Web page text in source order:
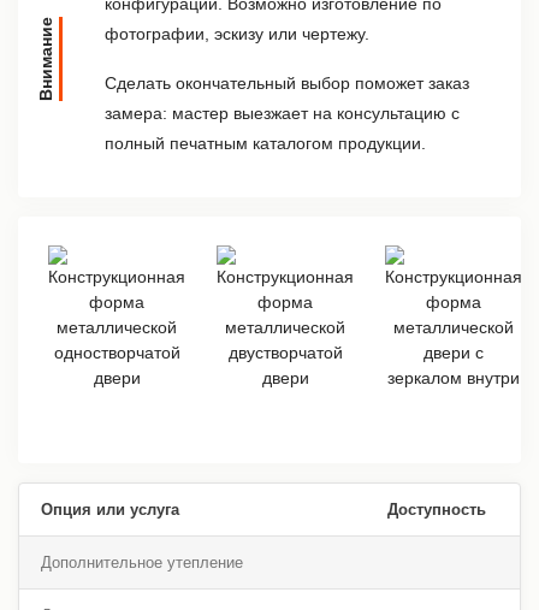
Внимание
фотографии, эскизу или чертежу.
Сделать окончательный выбор поможет заказ
замера: мастер выезжает на консультацию с
полный печатным каталогом продукции.
Опция или услуга Доступность
Дополнительное утепление